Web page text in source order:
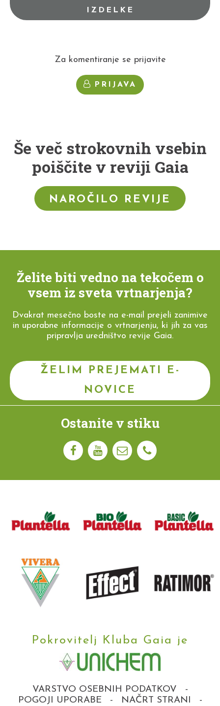
IZDELKE
Za komentiranje se prijavite
PRIJAVA
Še več strokovnih vsebin
poiščite v reviji Gaia
NAROČILO REVIJE
Želite biti vedno na tekočem o
vsem iz sveta vrtnarjenja?
Dvakrat mesečno boste na e-mail prejeli zanimive
in uporabne informacije o vrtnarjenju, ki jih za vas
pripravlja uredništvo revije Gaia.
ŽELIM PREJEMATI E-
NOVICE
Ostanite v stiku
Pokrovitelj Kluba Gaia je
VARSTVO OSEBNIH PODATKOV
-
POGOJI UPORABE
- NAČRT STRANI -